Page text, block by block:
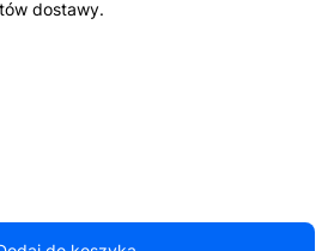
dostawy.